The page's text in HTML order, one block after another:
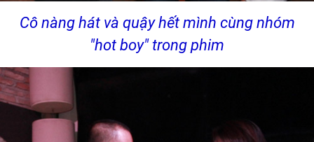
Cô nàng hát và quậy hết mình cùng nhóm
"hot boy" trong phim